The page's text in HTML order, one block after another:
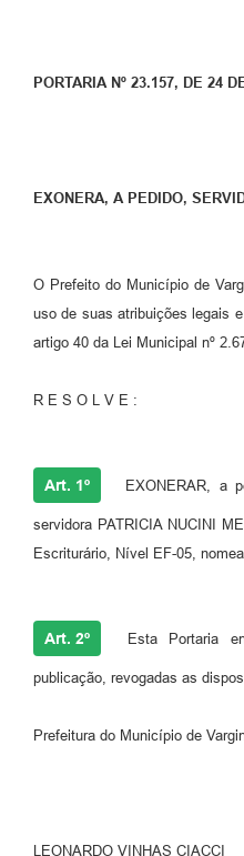
PORTARIA Nº 23.157, DE 24
EXONERA, A PEDIDO,
O Prefeito do Município de
uso de suas atribuições legais
artigo 40 da Lei Municipal nº
R E S O L V E :
Art. 1º EXONERAR, a
servidora PATRICIA NUCINI
Escriturário, Nível EF-05,
Art. 2º Esta Portaria
publicação, revogadas as
Prefeitura do Município de
LEONARDO VINHAS CIACCI